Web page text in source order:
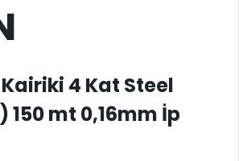
4 Kat Steel
150 mt 0,16mm İp